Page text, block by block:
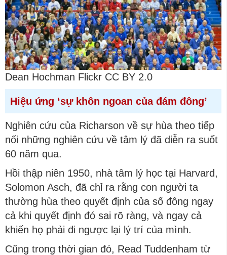
Dean Hochman Flickr CC BY 2.0
Hiệu ứng ‘sự khôn ngoan của đám đông’
Nghiên cứu của Richarson về sự hùa theo tiếp
nối những nghiên cứu về tâm lý đã diễn ra suốt
60 năm qua.
Hồi thập niên 1950, nhà tâm lý học tại Harvard,
Solomon Asch, đã chỉ ra rằng con người ta
thường hùa theo quyết định của số đông ngay
cả khi quyết định đó sai rõ ràng, và ngay cả
khiến họ phải đi ngược lại lý trí của mình.
Cũng trong thời gian đó, Read Tuddenham từ